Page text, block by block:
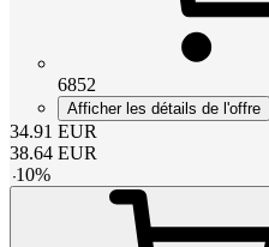
6852
Afficher les détails de l'offre
34.91 EUR
38.64 EUR
-10%